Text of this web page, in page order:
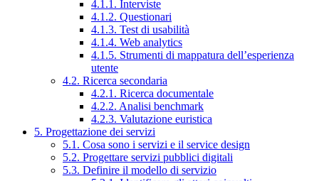
4.1.1. Interviste
4.1.2. Questionari
4.1.3. Test di usabilità
4.1.4. Web analytics
4.1.5. Strumenti di mappatura dell’esperienza
utente
4.2. Ricerca secondaria
4.2.1. Ricerca documentale
4.2.2. Analisi benchmark
4.2.3. Valutazione euristica
5. Progettazione dei servizi
5.1. Cosa sono i servizi e il service design
5.2. Progettare servizi pubblici digitali
5.3. Definire il modello di servizio